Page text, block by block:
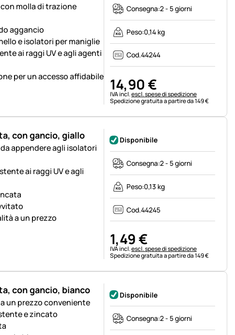
molla di trazione
aggancio
e isolatori per maniglie
ai raggi UV e agli agenti
per un accesso affidabile
Consegna:2 - 5 giorni
Peso:0,14 kg
Cod.44244
14,90€
Informazioni fiscali:
IVA incl.escl. spese di spedizione
Spedizione gratuita a partire da 149 €
con gancio, giallo
appendere agli isolatori
ai raggi UV e agli
a un prezzo
Disponibile
Consegna:2 - 5 giorni
Peso:0,13 kg
Cod.44245
1,49€
Informazioni fiscali:
IVA incl.escl. spese di spedizione
Spedizione gratuita a partire da 149 €
con gancio, bianco
un prezzo conveniente
e zincato
Disponibile
Consegna:2 - 5 giorni